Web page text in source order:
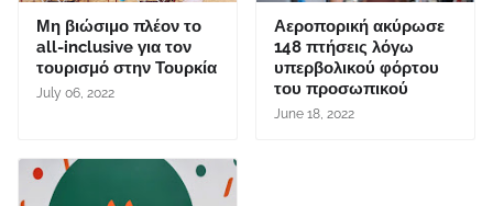
Μη βιώσιμο πλέον το
all-inclusive για τον
τουρισμό στην Τουρκία
July 06, 2022
Αεροπορική ακύρωσε
148 πτήσεις λόγω
υπερβολικού φόρτου
του προσωπικού
June 18, 2022